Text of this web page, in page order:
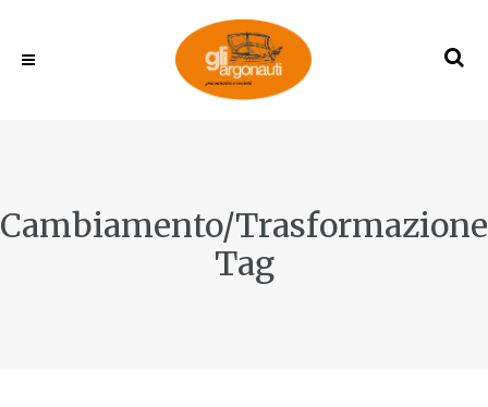
Cambiamento/Trasformazione
Tag